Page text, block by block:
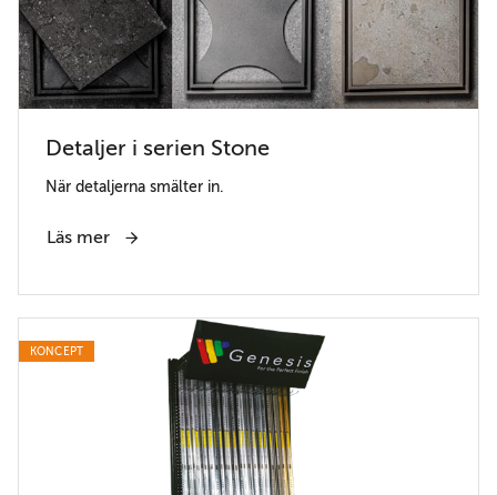
Detaljer i serien Stone
När detaljerna smälter in.
Läs mer
KONCEPT